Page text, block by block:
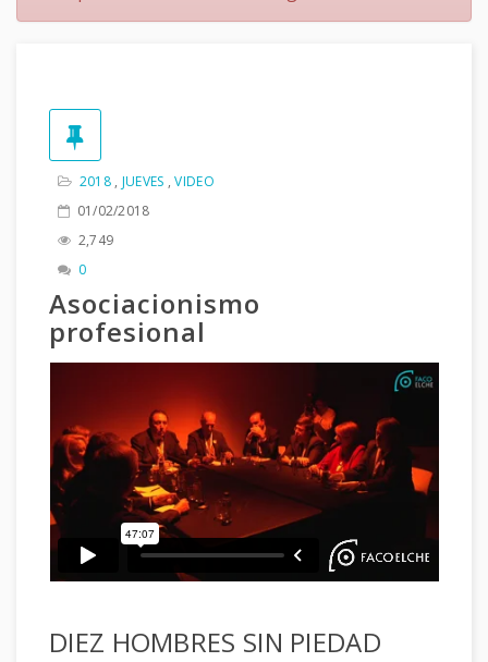
2018, JUEVES ,VIDEO
01/02/2018
2,749
0
Asociacionismo
profesional
DIEZ HOMBRES SIN PIEDAD